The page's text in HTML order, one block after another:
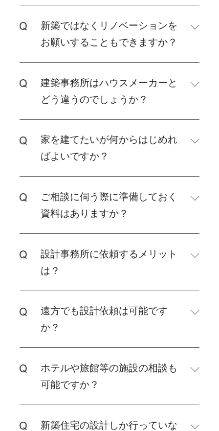
新築ではなくリノベーションを
お願いすることもできますか？
建築事務所はハウスメーカーと
どう違うのでしょうか？
家を建てたいが何からはじめれ
ばよいですか？
ご相談に伺う際に準備しておく
資料はありますか？
設計事務所に依頼するメリット
は？
遠方でも設計依頼は可能です
か？
ホテルや旅館等の施設の相談も
可能ですか？
新築住宅の設計しか行っていな